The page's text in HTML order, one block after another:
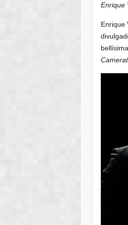
Enrique
Enrique